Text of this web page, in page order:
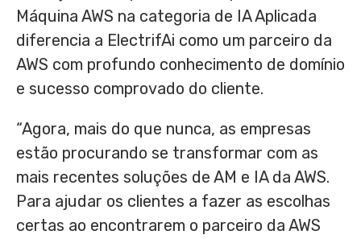
Máquina AWS na categoria de IA Aplicada
diferencia a ElectrifAi como um parceiro da
AWS com profundo conhecimento de domínio
e sucesso comprovado do cliente.
“Agora, mais do que nunca, as empresas
estão procurando se transformar com as
mais recentes soluções de AM e IA da AWS.
Para ajudar os clientes a fazer as escolhas
certas ao encontrarem o parceiro da AWS